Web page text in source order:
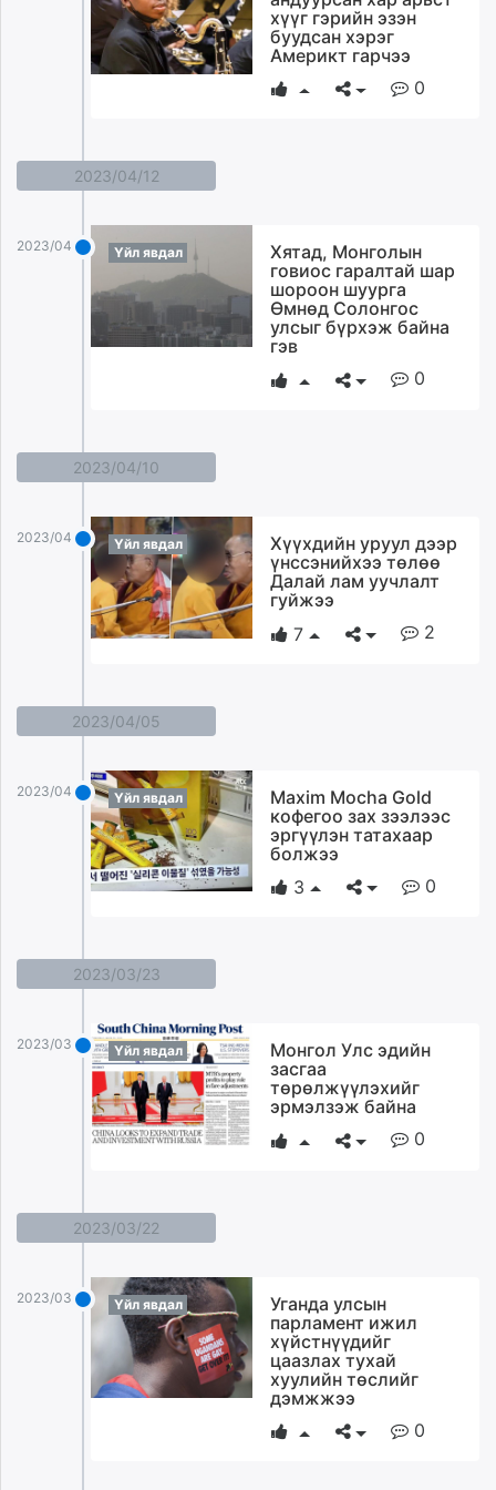
хүүг гэрийн эзэн
буудсан хэрэг
Америкт гарчээ
0
2023/04/12
2023/04/12 Үйл явдал
Хятад, Монголын
говиос гаралтай шар
шороон шуурга
Өмнөд Солонгос
улсыг бүрхэж байна
гэв
0
2023/04/10
2023/04/10 Үйл явдал
Хүүхдийн уруул дээр
үнссэнийхээ төлөө
Далай лам уучлалт
гуйжээ
7
2
2023/04/05
2023/04/05 Үйл явдал
Maxim Mocha Gold
кофегоо зах зээлээс
эргүүлэн татахаар
болжээ
3
0
2023/03/23
2023/03/23 Үйл явдал
Монгол Улс эдийн
засгаа
төрөлжүүлэхийг
эрмэлзэж байна
0
2023/03/22
2023/03/22 Үйл явдал
Уганда улсын
парламент ижил
хүйстнүүдийг
цаазлах тухай
хуулийн төслийг
дэмжжээ
0